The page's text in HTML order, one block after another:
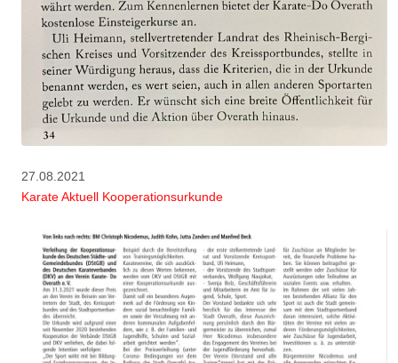
27.08.2021
Karate Aktuell Kooperationsurkunde